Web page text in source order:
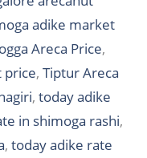
adike market
Areca Price,
price, Tiptur Areca
, today adike
in shimoga rashi,
, today adike rate